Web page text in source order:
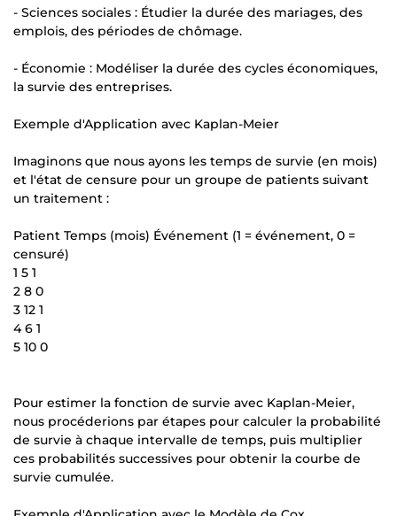
- Sciences sociales : Étudier la durée des mariages, des
emplois, des périodes de chômage.
- Économie : Modéliser la durée des cycles économiques,
la survie des entreprises.
Exemple d'Application avec Kaplan-Meier
Imaginons que nous ayons les temps de survie (en mois)
et l'état de censure pour un groupe de patients suivant
un traitement :
Patient Temps (mois) Événement (1 = événement, 0 =
censuré)
1 5 1
2 8 0
3 12 1
4 6 1
5 10 0
Pour estimer la fonction de survie avec Kaplan-Meier,
nous procéderions par étapes pour calculer la probabilité
de survie à chaque intervalle de temps, puis multiplier
ces probabilités successives pour obtenir la courbe de
survie cumulée.